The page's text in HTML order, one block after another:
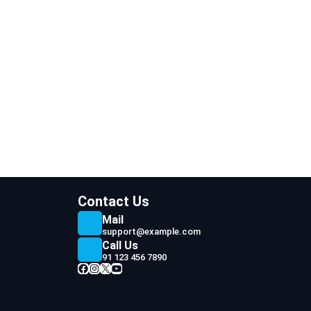
Contact Us
Mail
support@example.com
Call Us
91 123 456 7890
Facebook InstagramX YouTube